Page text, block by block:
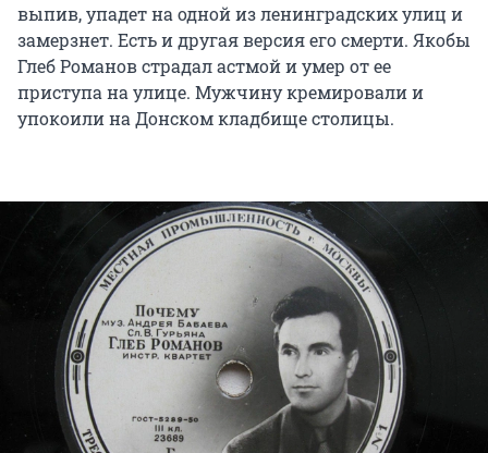
На прощание исследуемый заверил:
— Вы еще услышите обо мне. А пока до
свидания. Было очень приятно познакомиться.
Сюда поместили на исследование артиста
эстрады Глеба Романова. Психиатрам
предстояло дать ответ на вопрос: вменяем он
или нет? Врачи пришли к выводу: абсолютно
вменяем. И Глебу Романову пришлось
отправиться на скамью подсудимых…
Три года назад в 107-е отделение милиции
Москвы (оно обслуживает престижную улицу
Горького и прилегающие окрестности. —
выпив, упадет на одной из ленинградских улиц и
замерзнет. Есть и другая версия его смерти. Якобы
Глеб Романов страдал астмой и умер от ее
приступа на улице. Мужчину кремировали и
упокоили на Донском кладбище столицы.